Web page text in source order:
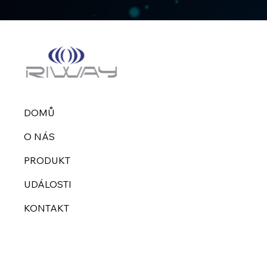
DOMŮ
O NÁS
PRODUKT
UDÁLOSTI
KONTAKT